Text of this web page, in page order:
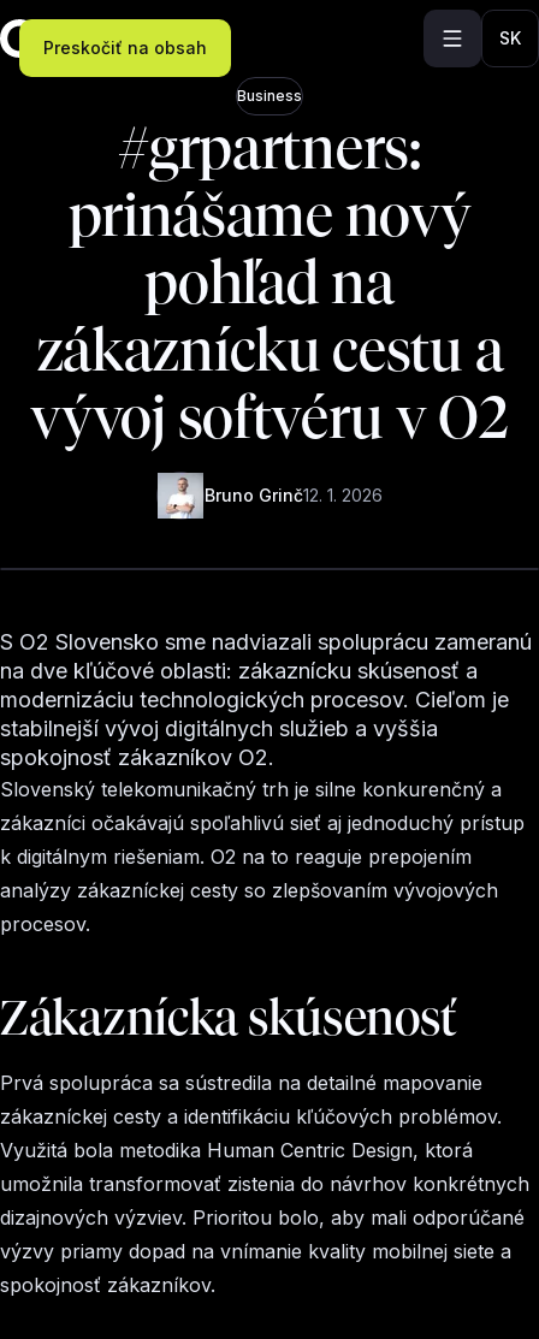
Preskočiť na obsah SK
Business
#grpartners:
prinášame nový
pohľad na
zákaznícku cestu a
vývoj softvéru v O2
Bruno Grinč12. 1. 2026
S O2 Slovensko sme nadviazali spoluprácu zameranú
na dve kľúčové oblasti: zákaznícku skúsenosť a
modernizáciu technologických procesov. Cieľom je
stabilnejší vývoj digitálnych služieb a vyššia
spokojnosť zákazníkov O2.
Slovenský telekomunikačný trh je silne konkurenčný a
zákazníci očakávajú spoľahlivú sieť aj jednoduchý prístup
k digitálnym riešeniam. O2 na to reaguje prepojením
analýzy zákazníckej cesty so zlepšovaním vývojových
procesov.
Zákaznícka skúsenosť
Prvá spolupráca sa sústredila na detailné mapovanie
zákazníckej cesty a identifikáciu kľúčových problémov.
Využitá bola metodika Human Centric Design, ktorá
umožnila transformovať zistenia do návrhov konkrétnych
dizajnových výzviev. Prioritou bolo, aby mali odporúčané
výzvy priamy dopad na vnímanie kvality mobilnej siete a
spokojnosť zákazníkov.